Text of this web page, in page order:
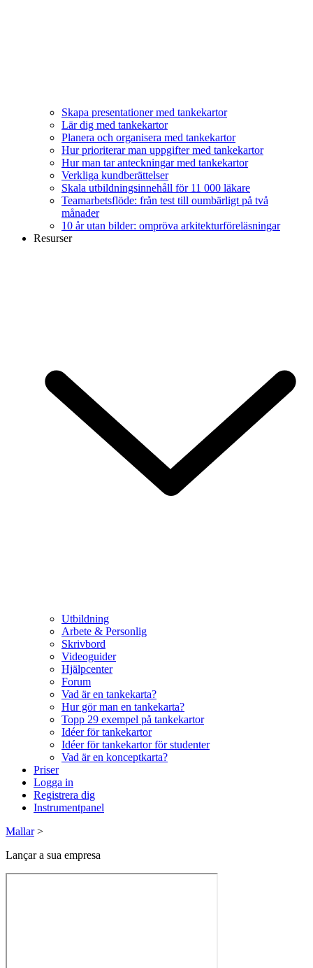
Skapa presentationer med tankekartor
Lär dig med tankekartor
Planera och organisera med tankekartor
Hur prioriterar man uppgifter med tankekartor
Hur man tar anteckningar med tankekartor
Verkliga kundberättelser
Skala utbildningsinnehåll för 11 000 läkare
Teamarbetsflöde: från test till oumbärligt på två
månader
10 år utan bilder: ompröva arkitekturföreläsningar
Resurser
Utbildning
Arbete & Personlig
Skrivbord
Videoguider
Hjälpcenter
Forum
Vad är en tankekarta?
Hur gör man en tankekarta?
Topp 29 exempel på tankekartor
Idéer för tankekartor
Idéer för tankekartor för studenter
Vad är en konceptkarta?
Priser
Logga in
Registrera dig
Instrumentpanel
Mallar >
Lançar a sua empresa